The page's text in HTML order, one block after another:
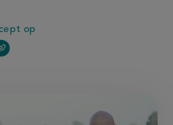
op
Copy